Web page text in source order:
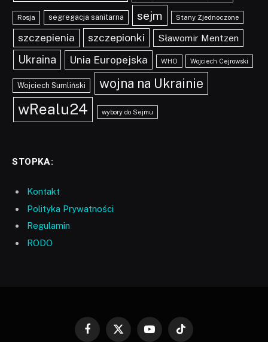
Rosja segregacja sanitarna sejm Stany Zjednoczone
szczepienia szczepionki Sławomir Mentzen
Ukraina Unia Europejska WHO Wojciech Cejrowski
Wojciech Sumliński wojna na Ukrainie
wRealu24 wybory do Sejmu
STOPKA:
Kontakt
Polityka Prywatności
Regulamin
RODO
Facebook
X
YouTubeTikTok